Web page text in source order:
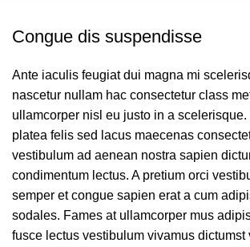
Congue dis suspendisse
Ante iaculis feugiat dui magna mi
nascetur nullam hac consectetur class
ullamcorper nisl eu justo in a
platea felis sed lacus maecenas
vestibulum ad aenean nostra sapien
condimentum lectus. A pretium orci
semper et congue sapien erat a cum
sodales. Fames at ullamcorper mus
fusce lectus vestibulum vivamus dictumst